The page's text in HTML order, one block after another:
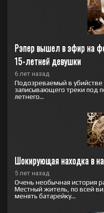
Рэпер вышел в эфир на
15-летней девушки
6 лет назад
Подозреваемый в убийстве
записывающего треки под
летнего...
Шокирующая находка в
5 лет назад
Очень необычная история
Местный житель, по всей
менять батарейку...